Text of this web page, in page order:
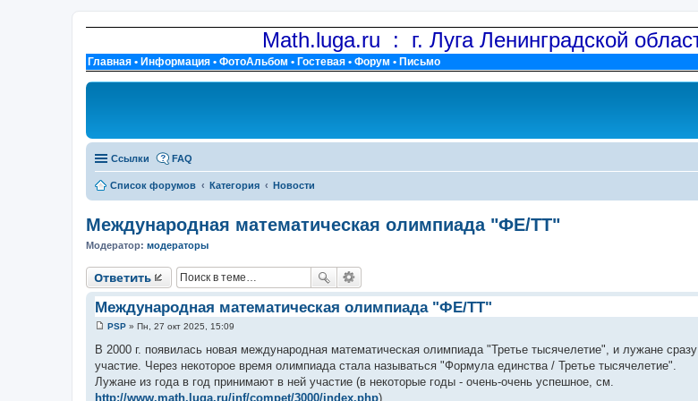
Math.luga.ru : г. Луга Ленинградской
Главная • Информация • ФотоАльбом • Гостевая • Форум • Письмо
Ссылки FAQ
Список форумов Категория Новости
Международная математическая олимпиада "ФЕ/ТТ"
Модератор: модераторы
Ответить
Международная математическая олимпиада "ФЕ/ТТ"
о
о
б
е
н
PSP » Пн, 27 окт 2025, 15:09
В 2000 г. появилась новая международная математическая олимпиада "Третье тысячелетие", и лужане
участие. Через некоторое время олимпиада стала называться "Формула единства / Третье тысячелетие".
Лужане из года в год принимают в ней участие (в некоторые годы - очень-очень успешное, см.
http://www.math.luga.ru/inf/compet/3000/index.php).